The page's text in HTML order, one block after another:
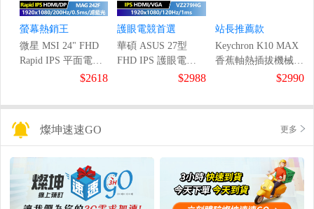
螢幕熱銷王
微星 MSI 24" FHD
Rapid IPS 平面電競
$2618
護眼電競首選
華碩 ASUS 27型
FHD IPS 護眼電競
$2988
站長推薦款
Keychron K10 MAX
香蕉軸熱插拔機械鍵
$2990
燦坤速速GO 更多